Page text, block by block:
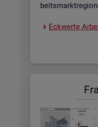
Eck­wer­te